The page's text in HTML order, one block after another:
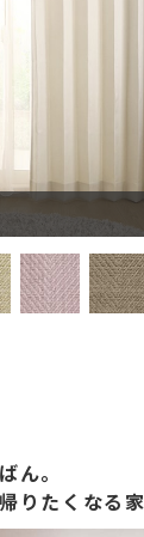
ん。
りたくなる家